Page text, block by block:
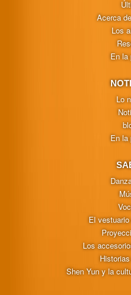
Acerca
Los
En la
Lo
En la
El
Los
Shen Yun y la